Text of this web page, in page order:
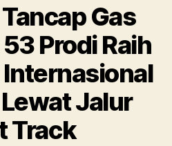
Gas
Prodi Raih
Jalur
Track